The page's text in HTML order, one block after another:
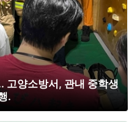
고양소방서, 관내 중학생
.